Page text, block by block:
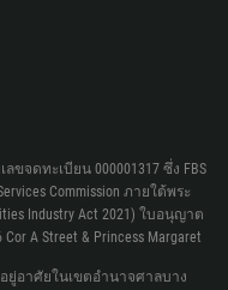
ขจดทะเบียน 000001317 ซึ่ง FBS
Commission ภายใต้พระ
Industry Act 2021) ใบอนุญาต
A Street & Princess Margaret
อยู่อาศัยในเขตอำนาจศาลบาง